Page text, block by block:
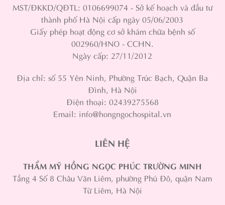
MST/ĐKKD/QĐTL: 0106699074 - Sở kế hoạch và đầu tư
thành phố Hà Nội cấp ngày 05/06/2003
Giấy phép hoạt động cơ sở khám chữa bệnh số
002960/HNO - CCHN.
Ngày cấp: 27/11/2012
Địa chỉ: số 55 Yên Ninh, Phường Trúc Bạch, Quận Ba
Đình, Hà Nội
Điện thoại: 02439275568
Email: info@hongngochospital.vn
LIÊN HỆ
THẨM MỸ HỒNG NGỌC PHÚC TRƯỜNG MINH
Tầng 4 Số 8 Châu Văn Liêm, phường Phú Đô, quận Nam
Từ Liêm, Hà Nội